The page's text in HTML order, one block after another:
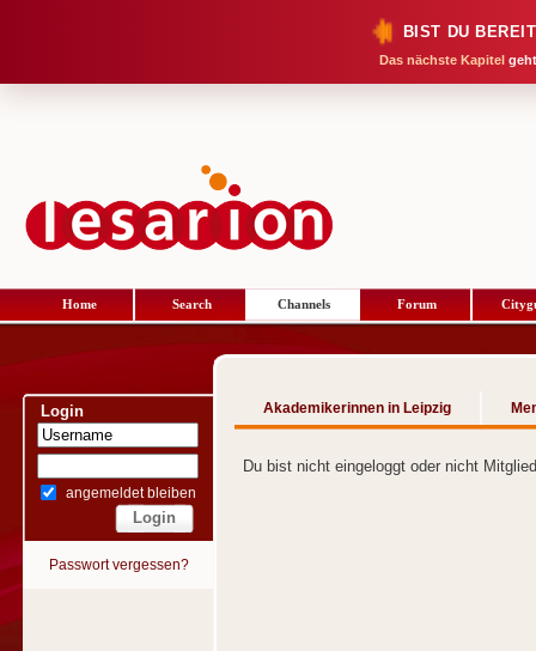
BIST DU
Das nächste Kapitel
Home Search Channels Forum
Login
angemeldet bleiben
Passwort vergessen?
Akademikerinnen in Leipzig
Du bist nicht eingeloggt oder nicht